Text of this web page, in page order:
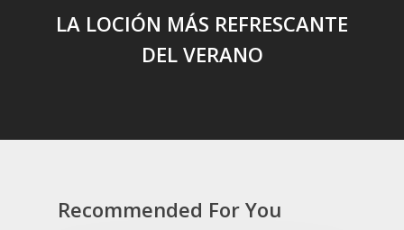
LA LOCIÓN MÁS REFRESCANTE
DEL VERANO
Recommended For You